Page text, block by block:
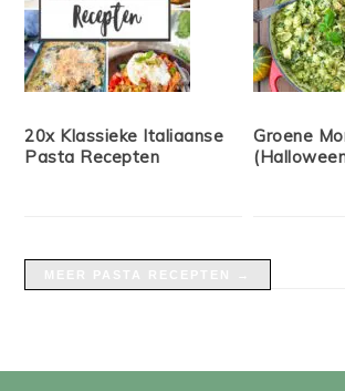
20x Klassieke Italiaanse
Pasta Recepten
Groene